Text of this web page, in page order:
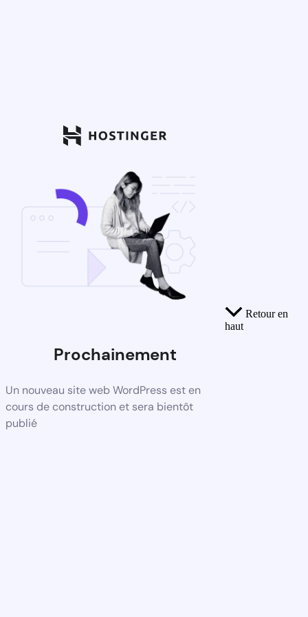
Prochainement
Un nouveau site web WordPress est en
cours de construction et sera bientôt
publié
Retour en
haut